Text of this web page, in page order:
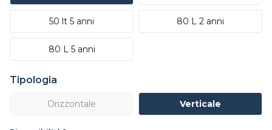
50 lt 5 anni 80 L 2 anni
80 L 5 anni
Tipologia
Orizzontale Verticale